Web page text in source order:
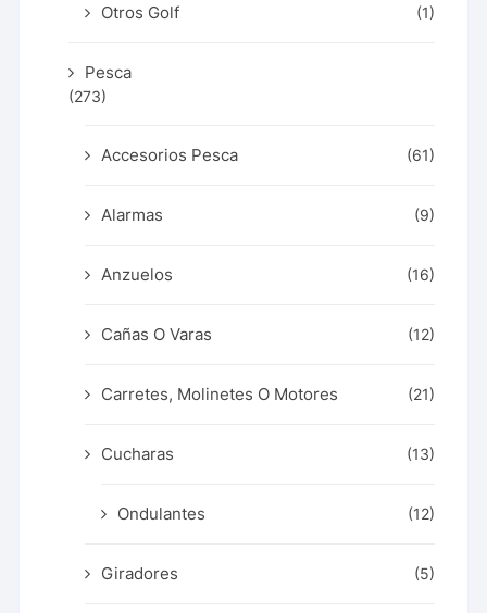
Otros Golf (1)
Pesca
(273)
Accesorios Pesca (61)
Alarmas (9)
Anzuelos (16)
Cañas O Varas (12)
Carretes, Molinetes O Motores (21)
Cucharas (13)
Ondulantes (12)
Giradores (5)